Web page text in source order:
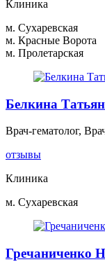
Клиника
м. Сухаревская
м. Красные Ворота
м. Пролетарская
Белкина
Врач-гематолог,
отзывы
Клиника
м. Сухаревская
Гречаниченко